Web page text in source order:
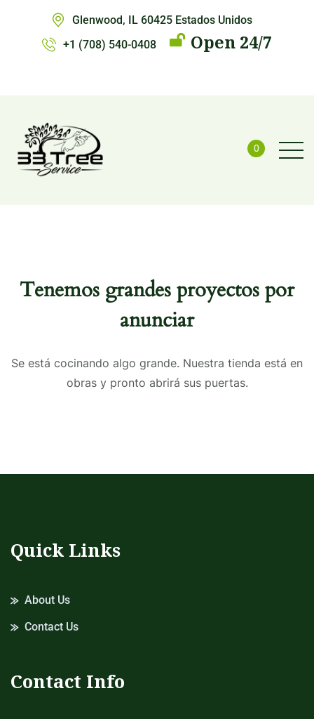
Glenwood, IL 60425 Estados Unidos
+1 (708) 540-0408
Open 24/7
0
Tenemos grandes proyectos por
anunciar
Se está cocinando algo grande. Nuestra tienda está en
obras y pronto abrirá sus puertas.
Quick Links
About Us
Contact Us
Contact Info